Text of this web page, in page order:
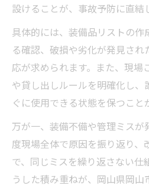
設けることが、事故予防に直結
具体的には、装備品リストの作
る確認、破損や劣化が発見さ
応が求められます。また、現場
や貸し出しルールを明確化し
ぐに使用できる状態を保つこと
万が一、装備不備や管理ミス
度現場全体で原因を振り返り、
で、同じミスを繰り返さない仕
うした積み重ねが、岡山県岡